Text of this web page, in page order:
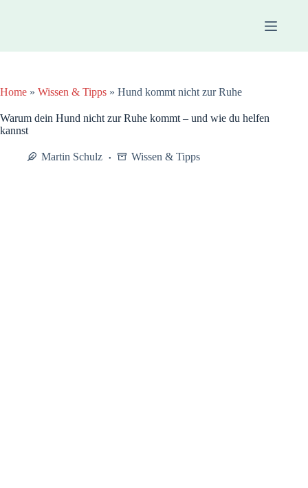
Home » Wissen & Tipps » Hund kommt nicht zur Ruhe
Warum dein Hund nicht zur Ruhe kommt – und wie du helfen
kannst
Martin Schulz Wissen & Tipps